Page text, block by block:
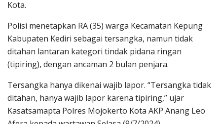
Kota.
Polisi menetapkan RA (35) warga Kecamatan Kepung
Kabupaten Kediri sebagai tersangka, namun tidak
ditahan lantaran kategori tindak pidana ringan
(tipiring), dengan ancaman 2 bulan penjara.
Tersangka hanya dikenai wajib lapor. “Tersangka tidak
ditahan, hanya wajib lapor karena tipiring,” ujar
Kasatsamapta Polres Mojokerto Kota AKP Anang Leo